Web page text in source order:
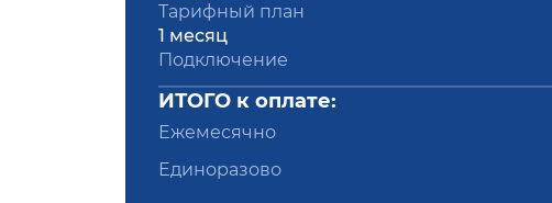
Тарифный план
1 месяц
Подключение
ИТОГО к оплате:
Ежемесячно
Единоразово